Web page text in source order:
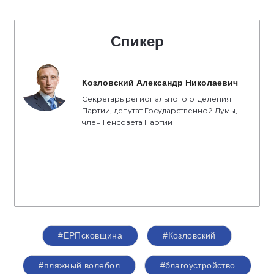
Спикер
Козловский Александр Николаевич
Секретарь регионального отделения
Партии, депутат Государственной Думы,
член Генсовета Партии
#ЕРПсковщина #Козловский
#пляжный волебол #благоустройство